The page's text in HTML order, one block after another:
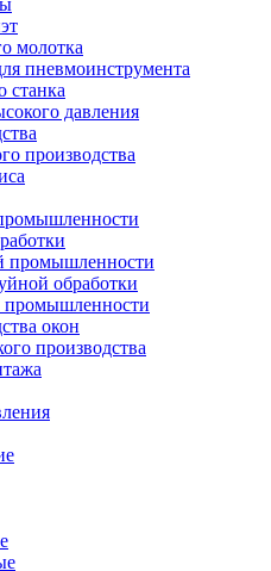
молотка
пневмоинструмента
станка
давления
производства
промышленности
обработки
окон
производства